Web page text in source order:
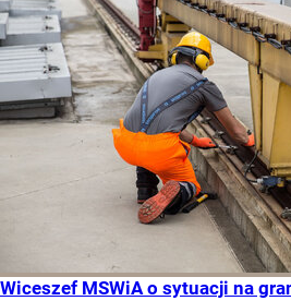
Wiceszef MSWiA o sytuacji na